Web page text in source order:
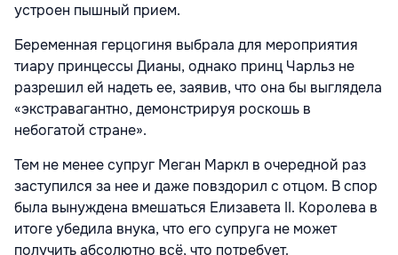
устроен пышный прием.
Беременная герцогиня выбрала для мероприятия
тиару принцессы Дианы, однако принц Чарльз не
разрешил ей надеть ее, заявив, что она бы выглядела
«экстравагантно, демонстрируя роскошь в
небогатой стране».
Тем не менее супруг Меган Маркл в очередной раз
заступился за нее и даже повздорил с отцом. В спор
была вынуждена вмешаться Елизавета II. Королева в
итоге убедила внука, что его супруга не может
получить абсолютно всё, что потребует.